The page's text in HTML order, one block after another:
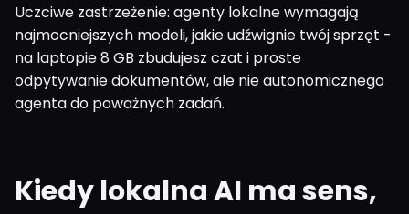
Uczciwe zastrzeżenie: agenty lokalne wymagają
najmocniejszych modeli, jakie udźwignie twój sprzęt -
na laptopie 8 GB zbudujesz czat i proste
odpytywanie dokumentów, ale nie autonomicznego
agenta do poważnych zadań.
Kiedy lokalna AI ma sens,